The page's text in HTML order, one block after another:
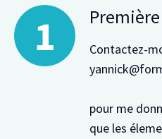
Contactez-
pour me
que les